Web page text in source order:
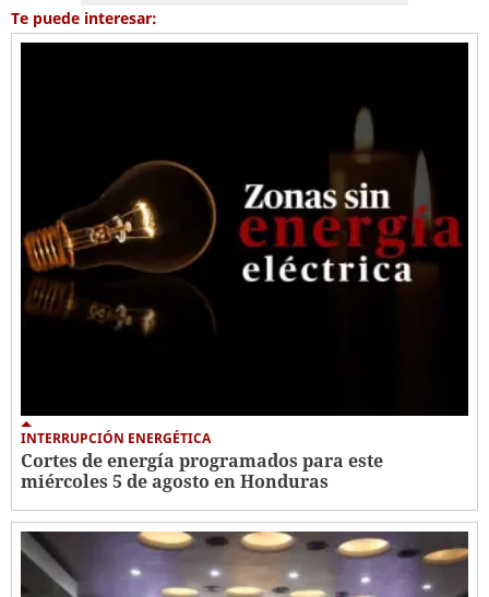
Te puede interesar:
INTERRUPCIÓN ENERGÉTICA
Cortes de energía programados para este
miércoles 5 de agosto en Honduras